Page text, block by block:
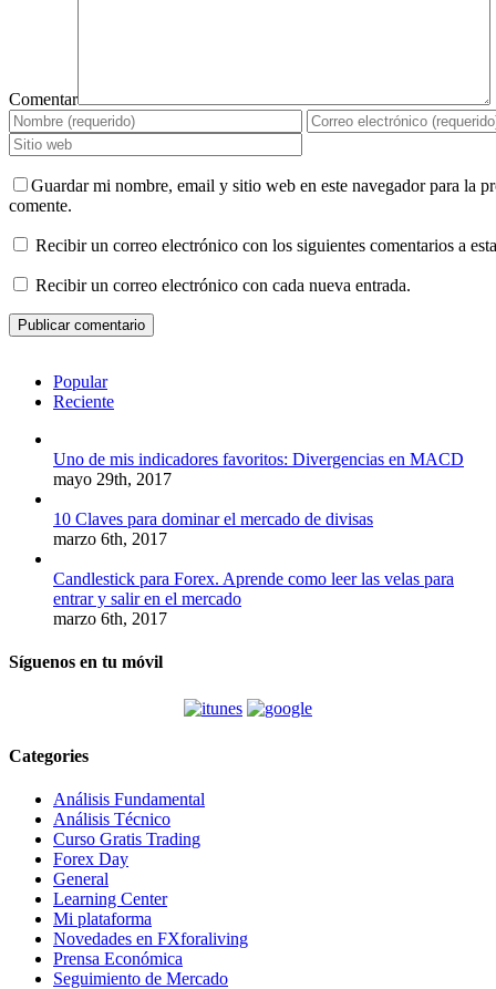
Comentar
Guardar mi nombre, email y sitio web en este navegador para la
comente.
Recibir un correo electrónico con los siguientes comentarios a
Recibir un correo electrónico con cada nueva entrada.
Popular
Reciente
Uno de mis indicadores favoritos: Divergencias en MACD
mayo 29th, 2017
10 Claves para dominar el mercado de divisas
marzo 6th, 2017
Candlestick para Forex. Aprende como leer las velas para
entrar y salir en el mercado
marzo 6th, 2017
Síguenos en tu móvil
Categories
Análisis Fundamental
Análisis Técnico
Curso Gratis Trading
Forex Day
General
Learning Center
Mi plataforma
Novedades en FXforaliving
Prensa Económica
Seguimiento de Mercado